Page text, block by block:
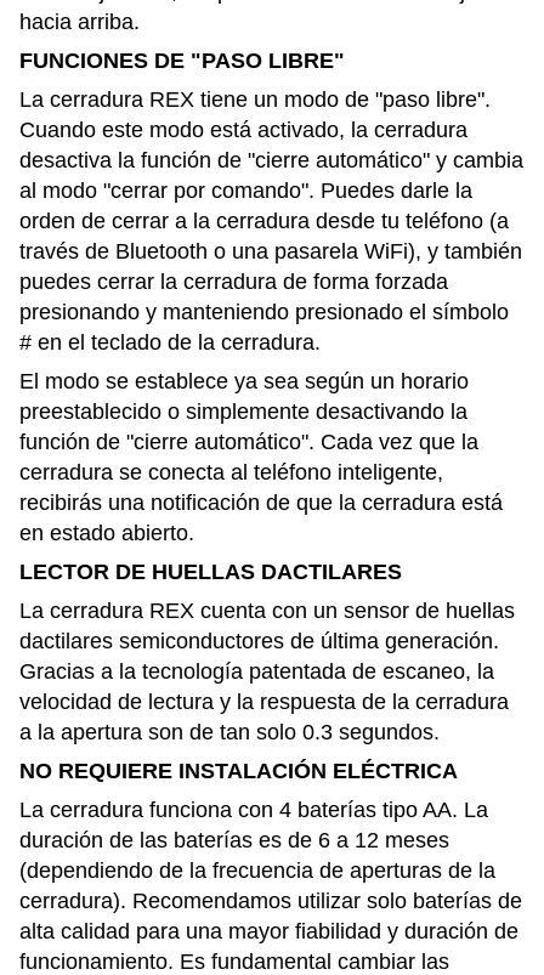
hacia arriba.
FUNCIONES DE "PASO LIBRE"
La cerradura REX tiene un modo de "paso libre".
Cuando este modo está activado, la cerradura
desactiva la función de "cierre automático" y cambia
al modo "cerrar por comando". Puedes darle la
orden de cerrar a la cerradura desde tu teléfono (a
través de Bluetooth o una pasarela WiFi), y también
puedes cerrar la cerradura de forma forzada
presionando y manteniendo presionado el símbolo
# en el teclado de la cerradura.
El modo se establece ya sea según un horario
preestablecido o simplemente desactivando la
función de "cierre automático". Cada vez que la
cerradura se conecta al teléfono inteligente,
recibirás una notificación de que la cerradura está
en estado abierto.
LECTOR DE HUELLAS DACTILARES
La cerradura REX cuenta con un sensor de huellas
dactilares semiconductores de última generación.
Gracias a la tecnología patentada de escaneo, la
velocidad de lectura y la respuesta de la cerradura
a la apertura son de tan solo 0.3 segundos.
NO REQUIERE INSTALACIÓN ELÉCTRICA
La cerradura funciona con 4 baterías tipo AA. La
duración de las baterías es de 6 a 12 meses
(dependiendo de la frecuencia de aperturas de la
cerradura). Recomendamos utilizar solo baterías de
alta calidad para una mayor fiabilidad y duración de
funcionamiento. Es fundamental cambiar las